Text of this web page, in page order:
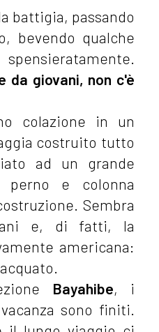
battigia, passando
bevendo qualche
da giovani, non c'è
colazione in un
costruito tutto
ad un grande
e colonna
Sembra
e, di fatti, la
americana:
Bayahibe, i
sono finiti.